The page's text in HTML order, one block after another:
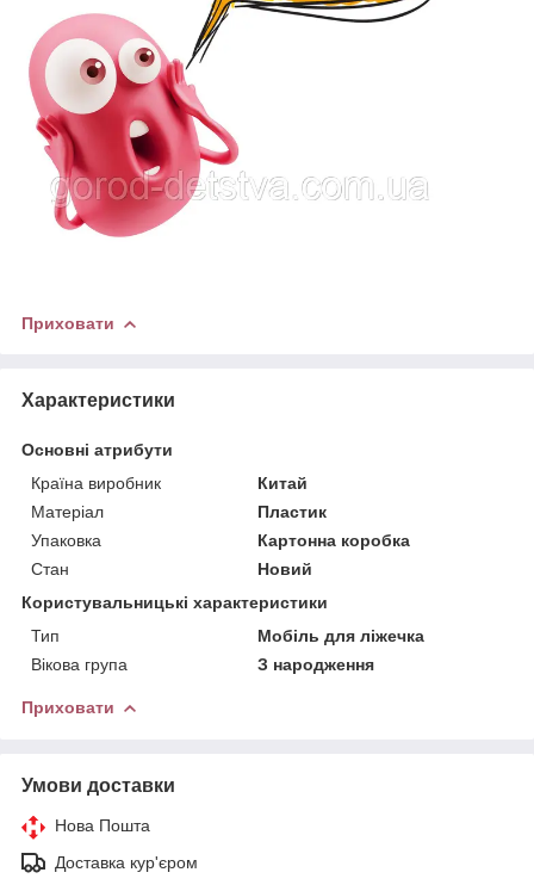
Приховати
Характеристики
Основні атрибути
Країна виробник
Китай
Матеріал
Пластик
Упаковка
Картонна коробка
Стан
Новий
Користувальницькі характеристики
Тип
Мобіль для ліжечка
Вікова група
З народження
Приховати
Умови доставки
Нова Пошта
Доставка кур'єром